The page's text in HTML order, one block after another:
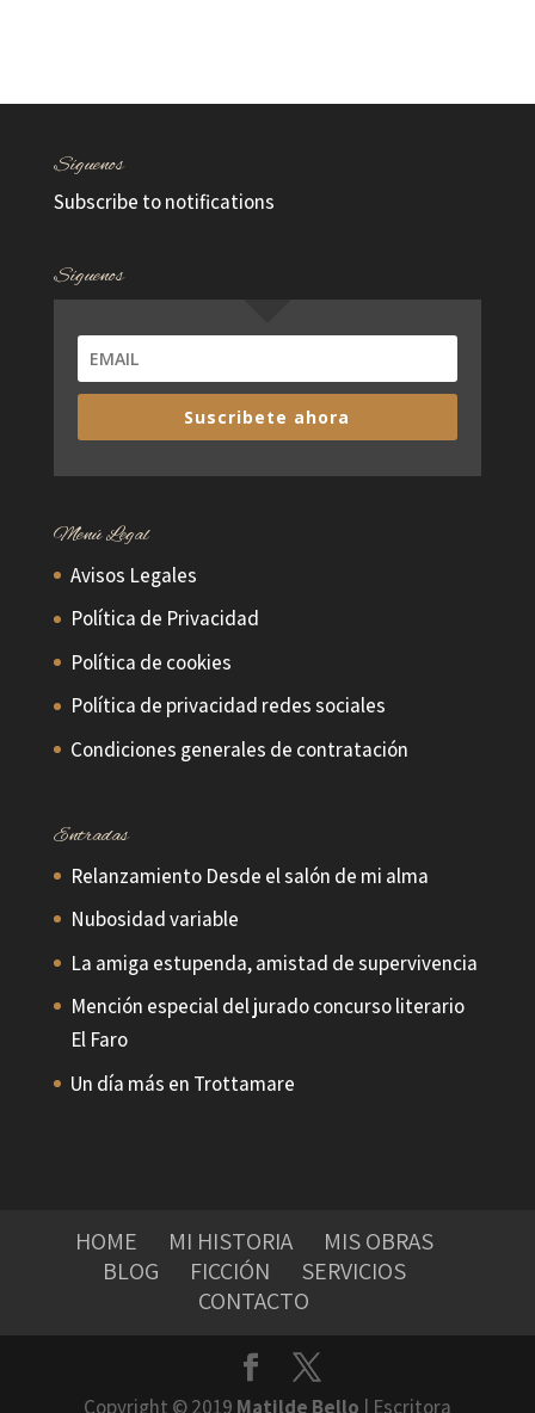
Síguenos
Subscribe to notifications
Síguenos
Suscribete ahora
Menú Legal
Avisos Legales
Política de Privacidad
Política de cookies
Política de privacidad redes sociales
Condiciones generales de contratación
Entradas
Relanzamiento Desde el salón de mi alma
Nubosidad variable
La amiga estupenda, amistad de supervivencia
Mención especial del jurado concurso literario
El Faro
Un día más en Trottamare
HOME MI HISTORIA
MIS OBRAS
BLOG
FICCIÓN
SERVICIOS
CONTACTO
Copyright © 2019 Matilde Bello | Escritora